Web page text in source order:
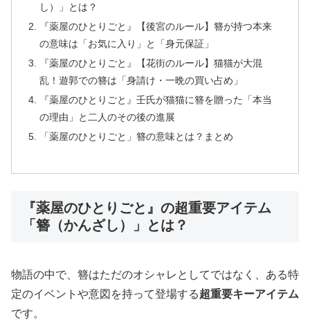
し）」とは？
『薬屋のひとりごと』【後宮のルール】簪が持つ本来
の意味は「お気に入り」と「身元保証」
『薬屋のひとりごと』【花街のルール】猫猫が大混
乱！遊郭での簪は「身請け・一晩の買い占め」
『薬屋のひとりごと』壬氏が猫猫に簪を贈った「本当
の理由」と二人のその後の進展
「薬屋のひとりごと」簪の意味とは？まとめ
『薬屋のひとりごと』の超重要アイテム
「簪（かんざし）」とは？
物語の中で、簪はただのオシャレとしてではなく、ある特
定のイベントや意図を持って登場する超重要キーアイテム
です。